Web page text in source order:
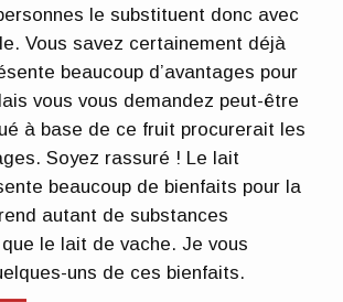
le substituent donc avec
Vous savez certainement déjà
beaucoup d’avantages pour
vous vous demandez peut-être
à base de ce fruit procurerait les
Soyez rassuré ! Le lait
beaucoup de bienfaits pour la
autant de substances
le lait de vache. Je vous
uns de ces bienfaits.